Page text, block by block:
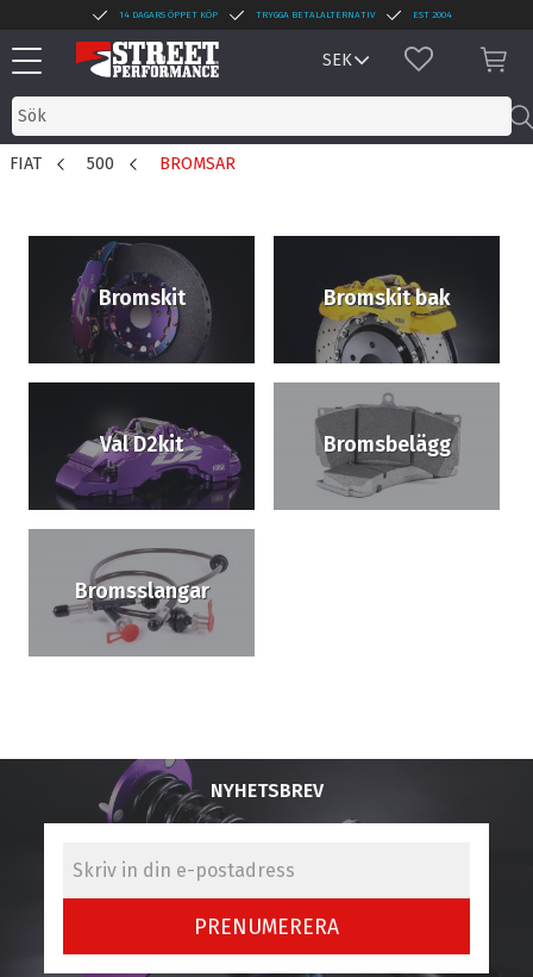
Meny
14 DAGARS ÖPPET KÖP TRYGGA BETALALTERNATIV EST 2004
FAVORITER
FIAT 500 BROMSAR
Bromskit Bromskit bak
Val D2kit Bromsbelägg
Bromsslangar
NYHETSBREV
PRENUMERERA